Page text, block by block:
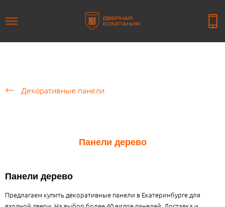
Декоративные панели
Панели дерево
Панели дерево
Предлагаем купить декоративные панели в Екатеринбурге для